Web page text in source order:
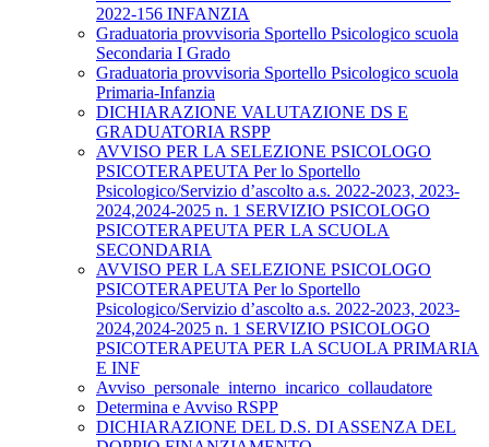
2022-156 INFANZIA
Graduatoria provvisoria Sportello Psicologico scuola
Secondaria I Grado
Graduatoria provvisoria Sportello Psicologico scuola
Primaria-Infanzia
DICHIARAZIONE VALUTAZIONE DS E
GRADUATORIA RSPP
AVVISO PER LA SELEZIONE PSICOLOGO
PSICOTERAPEUTA Per lo Sportello
Psicologico/Servizio d’ascolto a.s. 2022-2023, 2023-
2024,2024-2025 n. 1 SERVIZIO PSICOLOGO
PSICOTERAPEUTA PER LA SCUOLA
SECONDARIA
AVVISO PER LA SELEZIONE PSICOLOGO
PSICOTERAPEUTA Per lo Sportello
Psicologico/Servizio d’ascolto a.s. 2022-2023, 2023-
2024,2024-2025 n. 1 SERVIZIO PSICOLOGO
PSICOTERAPEUTA PER LA SCUOLA PRIMARIA
E INF
Avviso_personale_interno_incarico_collaudatore
Determina e Avviso RSPP
DICHIARAZIONE DEL D.S. DI ASSENZA DEL